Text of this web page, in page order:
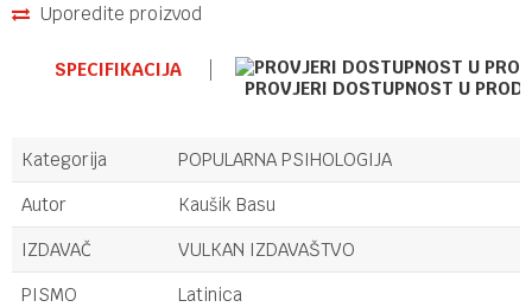
Uporedite proizvod
SPECIFIKACIJA
PROVJERI DOSTUPNOST U
Kategorija
POPULARNA PSIHOLOGIJA
Autor
Kaušik Basu
IZDAVAČ
VULKAN IZDAVAŠTVO
PISMO
Latinica